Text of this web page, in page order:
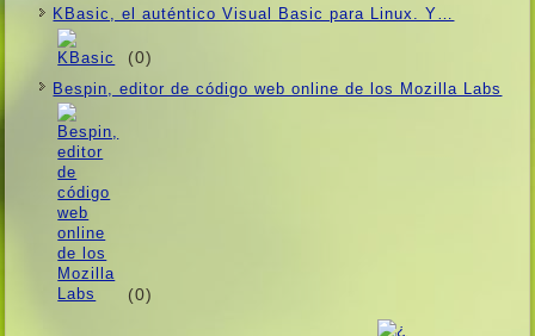
KBasic, el auténtico Visual Basic para Linux. Y…
(0)
Bespin, editor de código web online de los Mozilla Labs
(0)